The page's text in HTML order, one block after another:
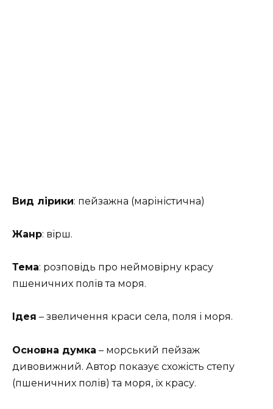
Вид лірики: пейзажна (маріністична)
Жанр: вірш.
Тема: розповідь про неймовірну красу
пшеничних полів та моря.
Ідея – звеличення краси села, поля і моря.
Основна думка – морський пейзаж
дивовижний. Автор показує схожість степу
(пшеничних полів) та моря, їх красу.